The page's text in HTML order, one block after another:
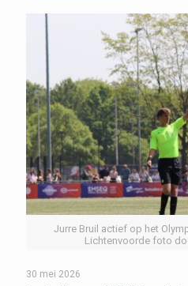
Jurre Bruil actief op het
Lichtenvoorde foto
30 mei 2026